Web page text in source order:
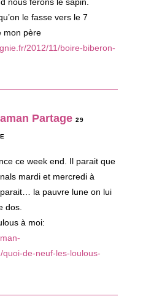
le fasse vers le 7
mon père
2012/11/boire-biberon-
Partage 29
ce week end. Il parait que
mardi et mercredi à
la pauvre lune on lui
dos.
à moi:
de-neuf-les-loulous-